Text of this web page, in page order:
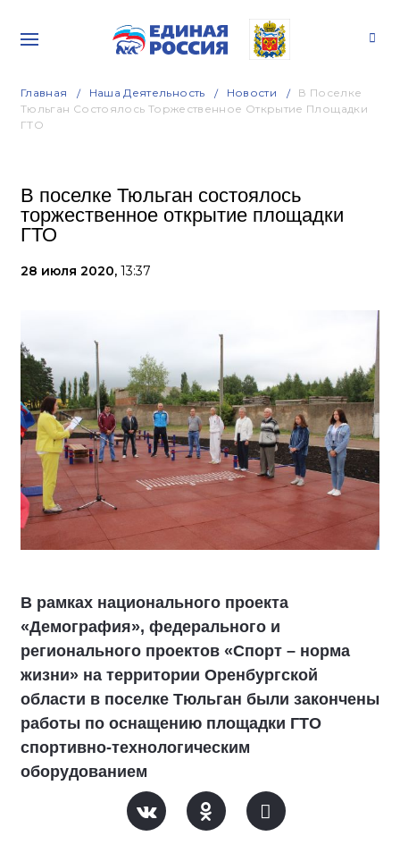
Главная Наша Деятельность Новости
В Поселке
Тюльган Состоялось Торжественное Открытие Площадки
ГТО
В поселке Тюльган состоялось
торжественное открытие площадки
ГТО
28 июля 2020, 13:37
В рамках национального проекта
«Демография», федерального и
регионального проектов «Спорт – норма
жизни» на территории Оренбургской
области в поселке Тюльган были закончены
работы по оснащению площадки ГТО
спортивно-технологическим
оборудованием